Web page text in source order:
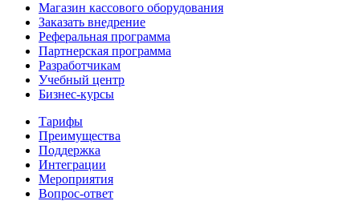
Магазин кассового оборудования
Заказать внедрение
Реферальная программа
Партнерская программа
Разработчикам
Учебный центр
Бизнес‑курсы
Тарифы
Преимущества
Поддержка
Интеграции
Мероприятия
Вопрос-ответ